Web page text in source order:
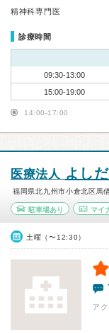
精神科専門医
診療時間
09:30-13:00
15:00-19:00
14:00-17:00
医療法人 よし
福岡県北九州市小倉北区馬
駐車場あり マイ
土曜（〜12:30）
ア